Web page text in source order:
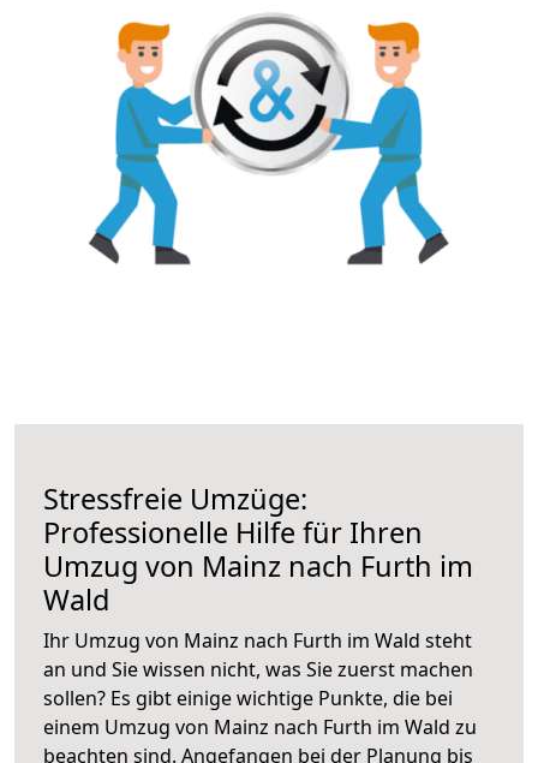
Stressfreie Umzüge:
Professionelle Hilfe für Ihren
Umzug von Mainz nach Furth im
Wald
Ihr Umzug von Mainz nach Furth im Wald steht
an und Sie wissen nicht, was Sie zuerst machen
sollen? Es gibt einige wichtige Punkte, die bei
einem Umzug von Mainz nach Furth im Wald zu
beachten sind. Angefangen bei der Planung bis